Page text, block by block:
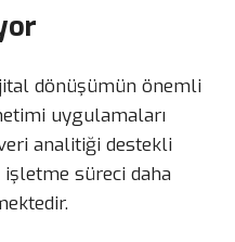
dönüşümün önemli
uygulamaları
analitiği destekli
süreci daha